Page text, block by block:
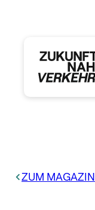
ZUM MAGAZIN